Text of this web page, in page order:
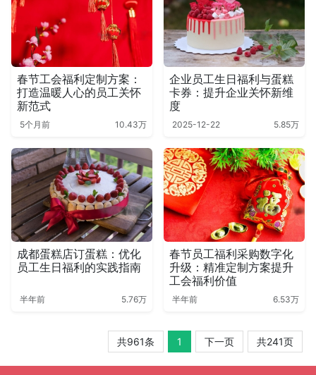
春节工会福利定制方案：
打造温暖人心的员工关怀
新范式
5个月前 10.43万
企业员工生日福利与蛋糕
卡券：提升企业关怀新维
度
2025-12-22 5.85万
成都蛋糕店订蛋糕：优化
员工生日福利的实践指南
半年前 5.76万
春节员工福利采购数字化
升级：精准定制方案提升
工会福利价值
半年前 6.53万
共961条 1 下一页 共241页